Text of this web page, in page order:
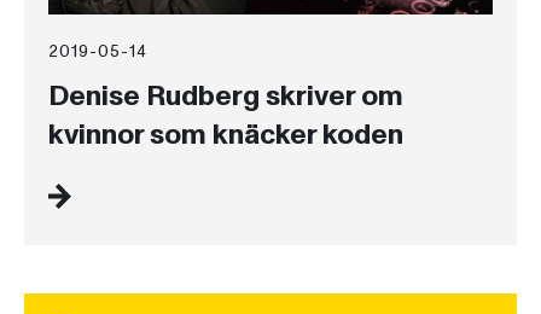
2019-05-14
Denise Rudberg skriver om
kvinnor som knäcker koden